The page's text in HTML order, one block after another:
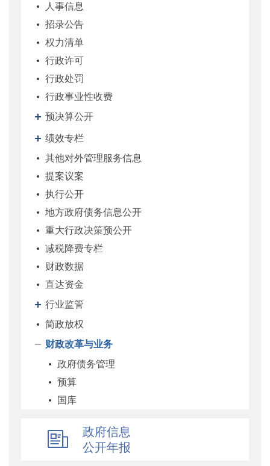
人事信息
招录公告
权力清单
行政许可
行政处罚
行政事业性收费
预决算公开
绩效专栏
其他对外管理服务信息
提案议案
执行公开
地方政府债务信息公开
重大行政决策预公开
减税降费专栏
财政数据
直达资金
行业监管
简政放权
财政改革与业务
政府债务管理
预算
国库
科教和文化
农业农村
政府信息
公开年报